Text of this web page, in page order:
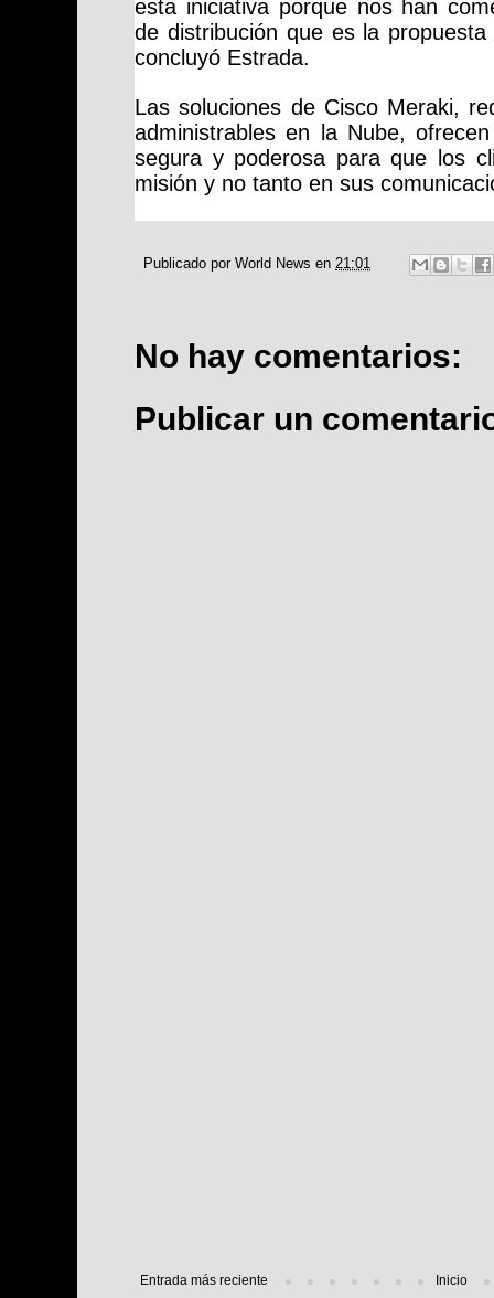
esta iniciativa porque nos han
de distribución que es la propuesta
concluyó Estrada.
Las soluciones de Cisco Meraki, r
administrables en la Nube,
segura y poderosa para que los
misión y no tanto en sus
Publicado por World News en 21:01
No hay comentarios:
Publicar un
Entrada más reciente Inicio